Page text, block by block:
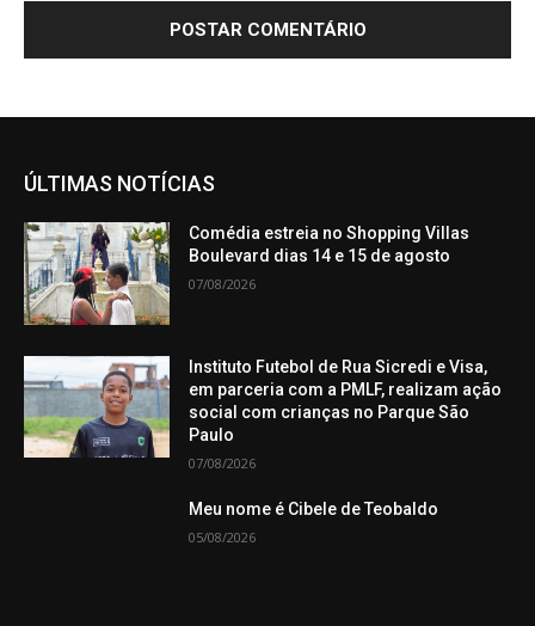
ÚLTIMAS NOTÍCIAS
Comédia estreia no Shopping Villas
Boulevard dias 14 e 15 de agosto
07/08/2026
Instituto Futebol de Rua Sicredi e Visa,
em parceria com a PMLF, realizam ação
social com crianças no Parque São
Paulo
07/08/2026
Meu nome é Cibele de Teobaldo
05/08/2026